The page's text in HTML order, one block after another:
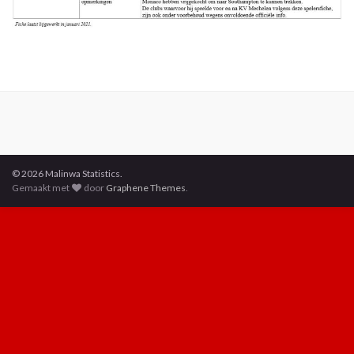
© 2026 Malinwa Statistics.
Gemaakt met
door Graphene Themes